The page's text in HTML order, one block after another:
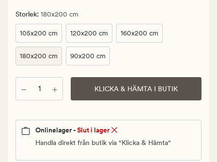
749,90
kr
Storlek: 180x200 cm
105x200 cm 120x200 cm 160x200 cm
180x200 cm 90x200 cm
Antal KLICKA & HÄMTA I BUTIK
Onlinelager -Slut i lager
Handla direkt från butik via "Klicka & Hämta"